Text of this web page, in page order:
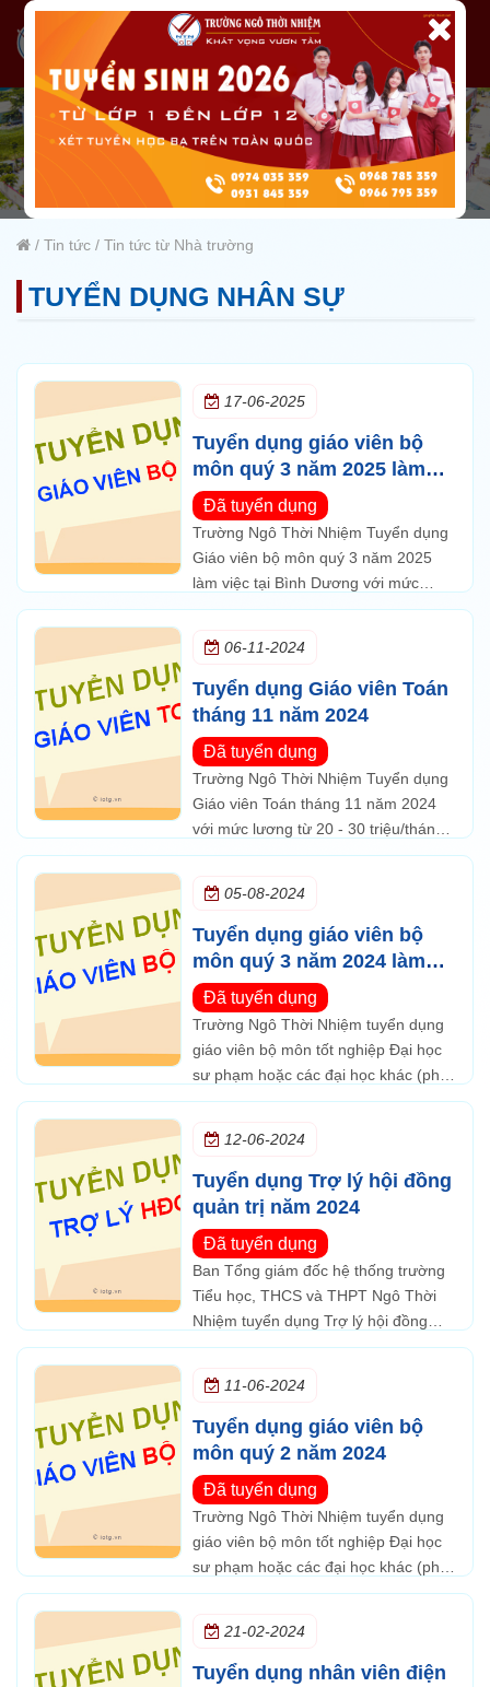
/ Tin tức / Tin tức từ Nhà trường
TUYỂN DỤNG NHÂN SỰ
17-06-2025
Tuyển dụng giáo viên bộ
môn quý 3 năm 2025 làm
việc tại Bình Dương
Đã tuyển dụng
Trường Ngô Thời Nhiệm Tuyển dụng
Giáo viên bộ môn quý 3 năm 2025
làm việc tại Bình Dương với mức
lương từ 20 - 30 triệu/tháng và được
du lịch hàng năm.
06-11-2024
Tuyển dụng Giáo viên Toán
tháng 11 năm 2024
Đã tuyển dụng
Trường Ngô Thời Nhiệm Tuyển dụng
Giáo viên Toán tháng 11 năm 2024
với mức lương từ 20 - 30 triệu/tháng
và được hưởng các chế độ theo quy
05-08-2024
Tuyển dụng giáo viên bộ
môn quý 3 năm 2024 làm
việc tại Bình Dương
Đã tuyển dụng
Trường Ngô Thời Nhiệm tuyển dụng
giáo viên bộ môn tốt nghiệp Đại học
sư phạm hoặc các đại học khác (phải
có chứng chỉ nghiệp vụ sư phạm). Có
sinh.
12-06-2024
Tuyển dụng Trợ lý hội đồng
quản trị năm 2024
Đã tuyển dụng
Ban Tổng giám đốc hệ thống trường
Tiểu học, THCS và THPT Ngô Thời
Nhiệm tuyển dụng Trợ lý hội đồng
quản trị làm việc toàn thời gian, ưu
xe ô tô...
11-06-2024
Tuyển dụng giáo viên bộ
môn quý 2 năm 2024
Đã tuyển dụng
Trường Ngô Thời Nhiệm tuyển dụng
giáo viên bộ môn tốt nghiệp Đại học
sư phạm hoặc các đại học khác (phải
có chứng chỉ nghiệp vụ sư phạm). Có
sinh.
21-02-2024
Tuyển dụng nhân viên điện